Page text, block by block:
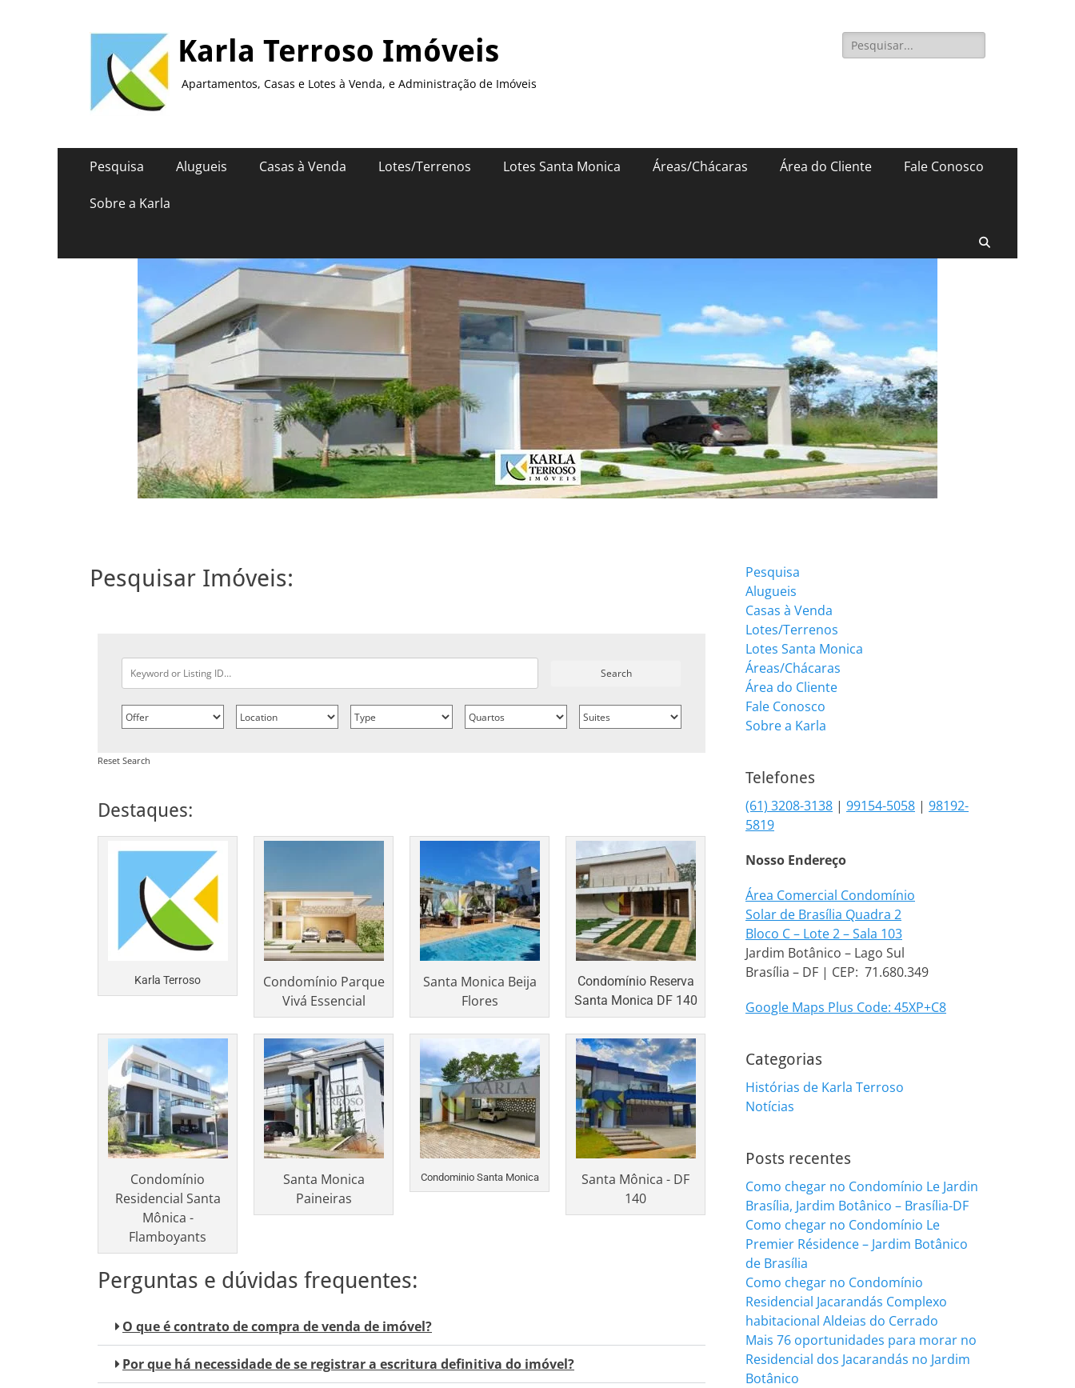
Karla Terroso Imóveis
Apartamentos, Casas e Lotes à Venda, e Administração de Imóveis
Pesquisa Alugueis Casas à Venda Lotes/Terrenos Lotes Santa Monica Áreas/Chácaras Área do Cliente Fale Conosco
Sobre a Karla
Pesquisar Imóveis:
Reset Search
Destaques:
Karla Terroso
Condomínio Parque
Vivá Essencial
Santa Monica Beija
Flores
Condomínio Reserva
Santa Monica DF 140
Condomínio
Residencial Santa
Mônica -
Flamboyants
Santa Monica
Paineiras
Condominio Santa Monica
Santa Mônica - DF
140
Perguntas e dúvidas frequentes:
O que é contrato de compra de venda de imóvel?
Por que há necessidade de se registrar a escritura definitiva do imóvel?
Pesquisa
Alugueis
Casas à Venda
Lotes/Terrenos
Lotes Santa Monica
Áreas/Chácaras
Área do Cliente
Fale Conosco
Sobre a Karla
Telefones
(61) 3208-3138 | 99154-5058 | 98192-
5819
Nosso Endereço
Área Comercial Condomínio
Solar de Brasília Quadra 2
Bloco C – Lote 2 – Sala 103
Jardim Botânico – Lago Sul
Brasília – DF | CEP: 71.680.349
Google Maps Plus Code: 45XP+C8
Categorias
Histórias de Karla Terroso
Notícias
Posts recentes
Como chegar no Condomínio Le Jardin
Brasília, Jardim Botânico – Brasília-DF
Como chegar no Condomínio Le
Premier Résidence – Jardim Botânico
de Brasília
Como chegar no Condomínio
Residencial Jacarandás Complexo
habitacional Aldeias do Cerrado
Mais 76 oportunidades para morar no
Residencial dos Jacarandás no Jardim
Botânico